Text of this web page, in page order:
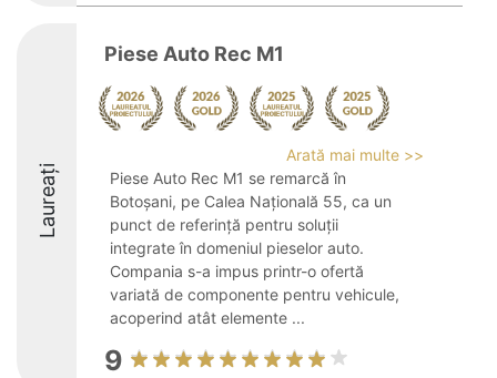
Laureați
Piese Auto Rec M1
Arată mai multe >>
Piese Auto Rec M1 se remarcă în
Botoșani, pe Calea Națională 55, ca un
punct de referință pentru soluții
integrate în domeniul pieselor auto.
Compania s-a impus printr-o ofertă
variată de componente pentru vehicule,
acoperind atât elemente ...
9